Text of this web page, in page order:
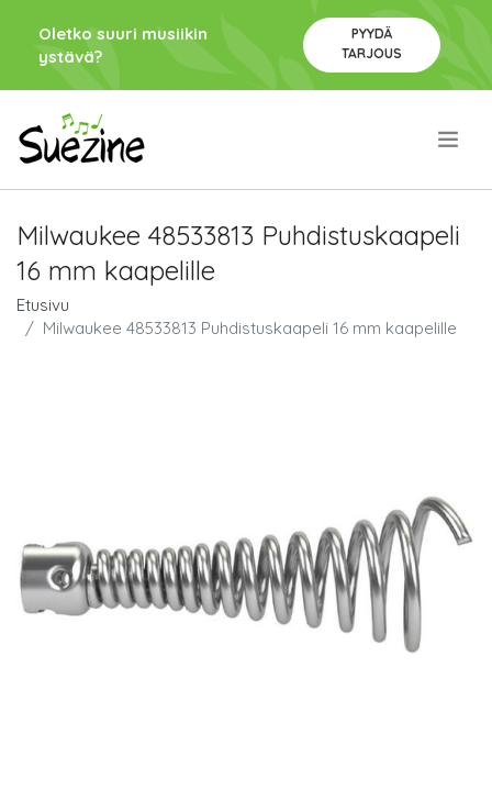
Oletko suuri musiikin
ystävä?
PYYDÄ
TARJOUS
Milwaukee 48533813 Puhdistuskaapeli
16 mm kaapelille
Etusivu
Milwaukee 48533813 Puhdistuskaapeli 16 mm kaapelille